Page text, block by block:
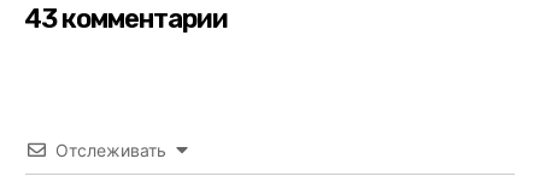
43 комментарии
Отслеживать